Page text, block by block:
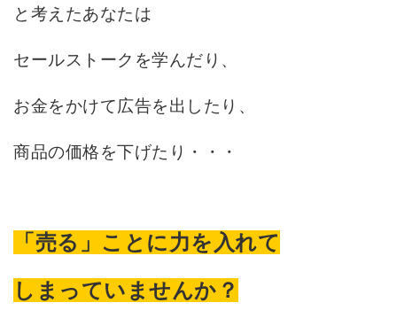
と考えたあなたは
セールストークを学んだり、
お金をかけて広告を出したり、
商品の価格を下げたり・・・
「売る」ことに力を入れて
しまっていませんか？